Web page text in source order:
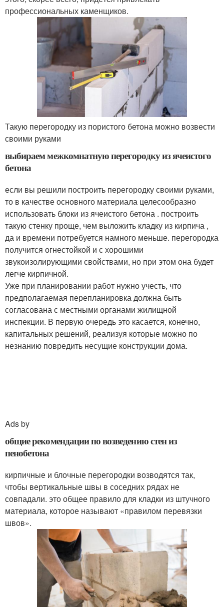
профессиональных каменщиков.
Такую перегородку из пористого бетона можно возвести
своими руками
выбираем межкомнатную перегородку из ячеистого
бетона
если вы решили построить перегородку своими руками,
то в качестве основного материала целесообразно
использовать блоки из ячеистого бетона . построить
такую стенку проще, чем выложить кладку из кирпича ,
да и времени потребуется намного меньше. перегородка
получится огнестойкой и с хорошими
звукоизолирующими свойствами, но при этом она будет
легче кирпичной.
Уже при планировании работ нужно учесть, что
предполагаемая перепланировка должна быть
согласована с местными органами жилищной
инспекции. В первую очередь это касается, конечно,
капитальных решений, реализуя которые можно по
незнанию повредить несущие конструкции дома.
Ads by
общие рекомендации по возведению стен из
пенобетона
кирпичные и блочные перегородки возводятся так,
чтобы вертикальные швы в соседних рядах не
совпадали. это общее правило для кладки из штучного
материала, которое называют «правилом перевязки
швов».